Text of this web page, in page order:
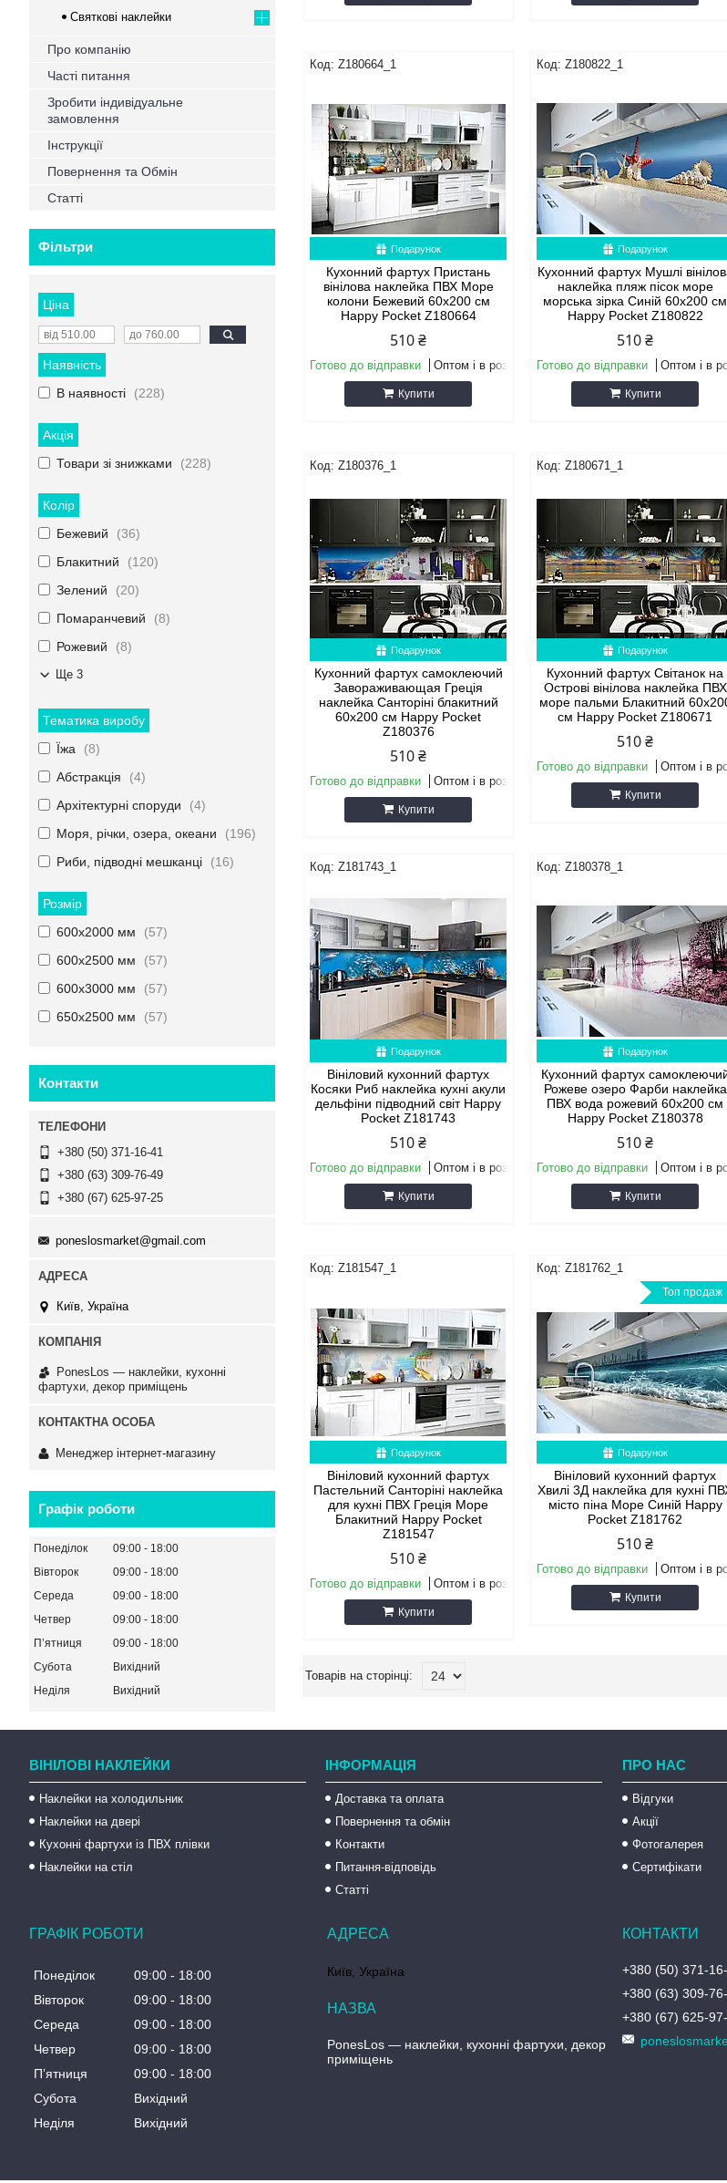
Z180664_1
Подарунок
Кухонний фартух Пристань
вінілова наклейка ПВХ Море
колони Бежевий 60х200 см
Happy Pocket Z180664
510 ₴
Готово до відправки Оптом і в роздріб
Купити
Z180822_1
Подарунок
Кухонний фартух Мушлі
наклейка пляж пісок море
морська зірка Синій 60х200 см
Happy Pocket Z180822
510 ₴
Готово до відправки Оптом і в
Купити
Z180376_1
Подарунок
Кухонний фартух самоклеючий
Завораживающая Греція
наклейка Санторіні блакитний
60х200 см Happy Pocket
Z180376
510 ₴
Готово до відправки Оптом і в роздріб
Купити
Z180671_1
Подарунок
Кухонний фартух Світанок на
Острові вінілова наклейка ПВХ
море пальми Блакитний
см Happy Pocket Z180671
510 ₴
Готово до відправки Оптом і в
Купити
Z181743_1
Подарунок
Вініловий кухонний фартух
Косяки Риб наклейка кухні акули
дельфіни підводний світ Happy
Pocket Z181743
510 ₴
Готово до відправки Оптом і в роздріб
Купити
Z180378_1
Подарунок
Кухонний фартух
Рожеве озеро Фарби наклейка
ПВХ вода рожевий 60х200 см
Happy Pocket Z180378
510 ₴
Готово до відправки Оптом і в
Купити
Z181547_1
Подарунок
Вініловий кухонний фартух
Пастельний Санторіні наклейка
для кухні ПВХ Греція Море
Блакитний Happy Pocket
Z181547
510 ₴
Готово до відправки Оптом і в роздріб
Купити
Z181762_1
Топ продаж
Подарунок
Вініловий кухонний фартух
Хвилі 3Д наклейка для кухні
місто піна Море Синій Happy
Pocket Z181762
510 ₴
Готово до відправки Оптом і в
Купити
Святкові наклейки
Про компанію
Часті питання
Зробити індивідуальне
замовлення
Інструкції
Повернення та Обмін
Статті
Фільтри
Ціна
Наявність
В наявності
228
Акція
Товари зі знижками
228
Колір
Бежевий
36
Блакитний
120
Зелений
20
Помаранчевий
8
Рожевий
8
Ще 3
Тематика виробу
Їжа
8
Абстракція
4
Архітектурні споруди
4
Моря, річки, озера, океани
196
Риби, підводні мешканці
16
Розмір
600х2000 мм
57
600х2500 мм
57
600х3000 мм
57
650х2500 мм
57
Контакти
+380 (50) 371-16-41
+380 (63) 309-76-49
+380 (67) 625-97-25
poneslosmarket@gmail.com
Київ, Україна
PonesLos ― наклейки, кухонні
фартухи, декор приміщень
Менеджер інтернет-магазину
Графік роботи
Понеділок 09:00
18:00
Вівторок
09:00
18:00
Середа
09:00
18:00
Четвер
09:00
18:00
Пʼятниця
09:00
18:00
Субота
Вихідний
Неділя
Вихідний
ВІНІЛОВІ НАКЛЕЙКИ
Наклейки на холодильник
Наклейки на двері
Кухонні фартухи із ПВХ плівки
Наклейки на стіл
ІНФОРМАЦІЯ
Доставка та оплата
Повернення та обмін
Контакти
Питання-відповідь
Статті
ПРО НАС
Відгуки
Акції
Фотогалерея
Сертифікати
ГРАФІК РОБОТИ
Понеділок 09:00
18:00
Вівторок
09:00
18:00
Середа
09:00
18:00
Четвер
09:00
18:00
Пʼятниця
09:00
18:00
Субота
Вихідний
Неділя
Вихідний
Київ, Україна
PonesLos ― наклейки, кухонні фартухи, декор
приміщень
+380 (50) 371-
+380 (63) 309-
+380 (67) 625-